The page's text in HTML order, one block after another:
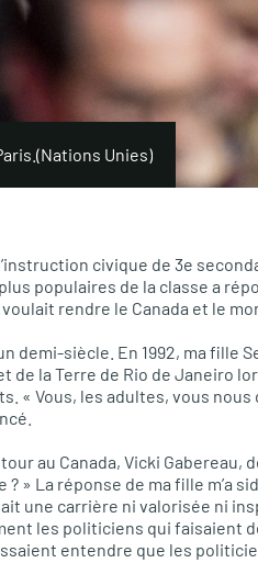
(Nations Unies)
civique de 3e
populaires de la classe a
voulait rendre le Canada et le
demi-siècle. En 1992, ma fille
de la Terre de Rio de Janeiro
« Vous, les adultes, vous
au Canada, Vicki Gabereau,
» La réponse de ma fille m’a
une carrière ni valorisée ni
les politiciens qui faisaient
entendre que les